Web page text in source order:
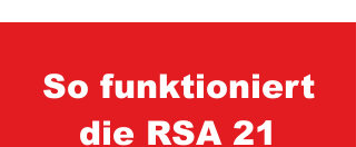
So funktioniert
die RSA 21